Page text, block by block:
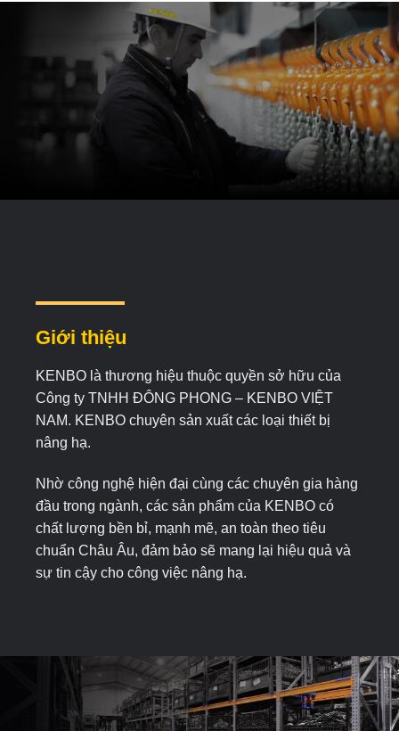
Giới thiệu
KENBO là thương hiệu thuộc quyền sở hữu của
Công ty TNHH ĐÔNG PHONG – KENBO VIỆT
NAM. KENBO chuyên sản xuất các loại thiết bị
nâng hạ.
Nhờ công nghệ hiện đại cùng các chuyên gia hàng
đầu trong ngành, các sản phẩm của KENBO có
chất lượng bền bỉ, mạnh mẽ, an toàn theo tiêu
chuẩn Châu Âu, đảm bảo sẽ mang lại hiệu quả và
sự tin cậy cho công việc nâng hạ.